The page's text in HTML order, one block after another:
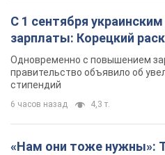
С 1 сентября
зарплаты: Корецкий
Одновременно с повышением
правительство объявило об
стипендий
6 часов назад 4,3 т.
«Нам они тоже нужны»: